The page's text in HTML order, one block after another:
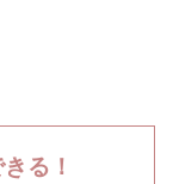
る！